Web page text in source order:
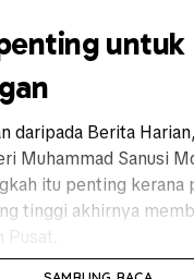
untuk
daripada Berita
Muhammad Sanusi
itu penting kerana
tinggi akhirnya